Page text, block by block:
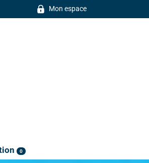
Mon espace
0